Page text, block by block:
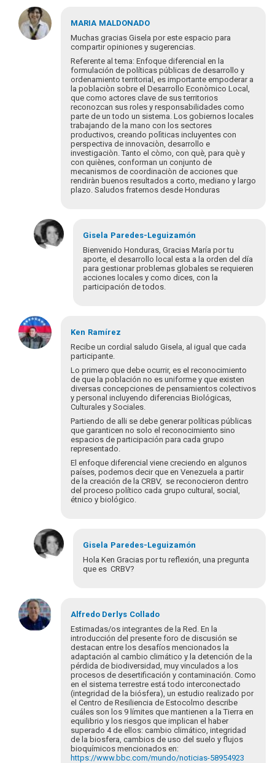
En
respuesta
a
Estimados
MARIA MALDONADO
Muchas gracias Gisela por este espacio para
compartir opiniones y sugerencias.
Referente al tema: Enfoque diferencial en la
formulación de políticas públicas de desarrollo y
ordenamiento territorial, es importante empoderar a
la poblaciòn sobre el Desarrollo Econòmico Local,
que como actores clave de sus territorios
reconozcan sus roles y responsabilidades como
parte de un todo un sistema. Los gobiernos locales
trabajando de la mano con los sectores
productivos, creando polìticas incluyentes con
perspectiva de innovaciòn, desarrollo e
investigaciòn. Tanto el còmo, con què, para què y
con quiènes, conforman un conjunto de
mecanismos de coordinaciòn de acciones que
rendiràn buenos resultados a corto, mediano y largo
plazo. Saludos fraternos desde Honduras
Gisela Paredes-Leguizamón
Bienvenido Honduras, Gracias María por tu
aporte, el desarrollo local esta a la orden del día
para gestionar problemas globales se requieren
acciones locales y como dices, con la
participación de todos.
En
respuesta
a
cenac_05@yahoo.com
Ken Ramírez
Recibe un cordial saludo Gisela, al igual que cada
participante.
Lo primero que debe ocurrir, es el reconocimiento
de que la población no es uniforme y que existen
diversas concepciones de pensamientos colectivos
y personal incluyendo diferencias Biológicas,
Culturales y Sociales.
Partiendo de alli se debe generar políticas públicas
que garanticen no solo el reconocimiento sino
espacios de participación para cada grupo
representado.
El enfoque diferencial viene creciendo en algunos
países, podemos decir que en Venezuela a partir
de la creación de la CRBV, se reconocieron dentro
del proceso político cada grupo cultural, social,
étnico y biológico.
Gisela Paredes-Leguizamón
Hola Ken Gracias por tu reflexión, una pregunta
que es CRBV?
En
respuesta
a
Alfredo Derlys Collado
Estimadas/os integrantes de la Red. En la
introducción del presente foro de discusión se
destacan entre los desafíos mencionados la
adaptación al cambio climático y la detención de la
pérdida de biodiversidad, muy vinculados a los
procesos de desertificación y contaminación. Como
en el sistema terrestre está todo interconectado
(integridad de la biósfera), un estudio realizado por
el Centro de Resiliencia de Estocolmo describe
cuáles son los 9 límites que mantienen a la Tierra en
equilibrio y los riesgos que implican el haber
superado 4 de ellos: cambio climático, integridad
de la biosfera, cambios de uso del suelo y flujos
bioquímicos mencionados en:
https://www.bbc.com/mundo/noticias-58954923